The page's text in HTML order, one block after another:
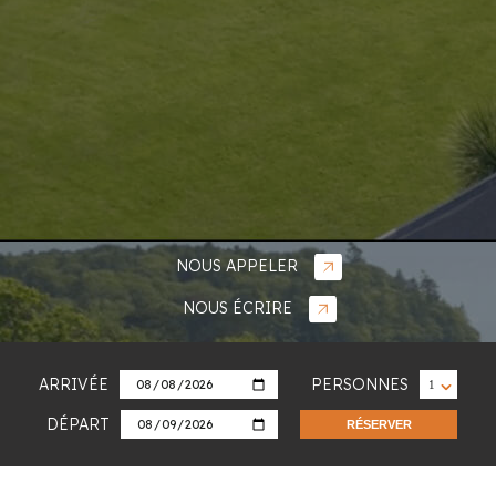
NOUS APPELER
NOUS ÉCRIRE
ARRIVÉE
DÉPART
PERSONNES
RÉSERVER